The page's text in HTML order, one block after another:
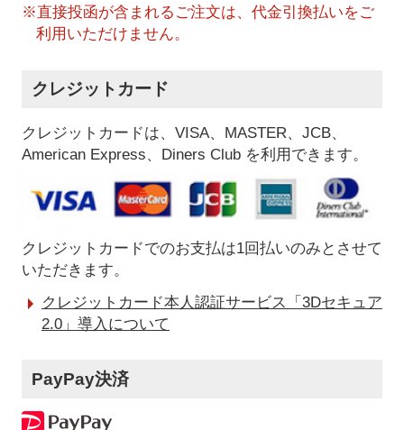
※直接投函が含まれるご注文は、代金引換払いをご
利用いただけません。
クレジットカード
クレジットカードは、VISA、MASTER、JCB、
American Express、Diners Club を利用できます。
クレジットカードでのお支払は1回払いのみとさせて
いただきます。
クレジットカード本人認証サービス「3Dセキュア
2.0」導入について
PayPay決済